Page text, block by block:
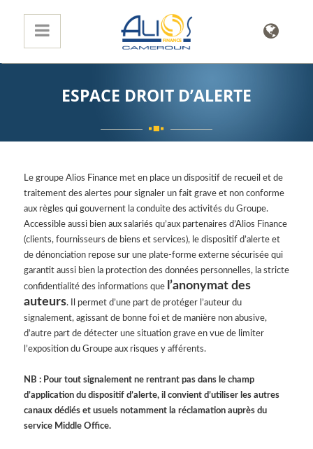
ESPACE DROIT D’ALERTE
Le groupe Alios Finance met en place un dispositif de recueil et de
traitement des alertes pour signaler un fait grave et non conforme
aux règles qui gouvernent la conduite des activités du Groupe.
Accessible aussi bien aux salariés qu’aux partenaires d’Alios Finance
(clients, fournisseurs de biens et services), le dispositif d’alerte et
de dénonciation repose sur une plate-forme externe sécurisée qui
garantit aussi bien la protection des données personnelles, la stricte
confidentialité des informations que
l’anonymat des
auteurs. Il permet d’une part de protéger l’auteur du
signalement, agissant de bonne foi et de manière non abusive,
d’autre part de détecter une situation grave en vue de limiter
l’exposition du Groupe aux risques y afférents.
NB : Pour tout signalement ne rentrant pas dans le champ
d’application du dispositif d’alerte, il convient d’utiliser les autres
canaux dédiés et usuels notamment la réclamation auprès du
service Middle Office.